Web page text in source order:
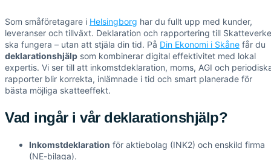
Som småföretagare i Helsingborg har du fullt upp med kunder,
leveranser och tillväxt. Deklaration och rapportering till
ska fungera – utan att stjäla din tid. På Din Ekonomi i Skåne får du
deklarationshjälp som kombinerar digital effektivitet med lokal
expertis. Vi ser till att inkomstdeklaration, moms, AGI och
rapporter blir korrekta, inlämnade i tid och smart planerade för
bästa möjliga skatteeffekt.
Vad ingår i vår deklarationshjälp?
Inkomstdeklaration för aktiebolag (INK2) och enskild firma
(NE-bilaga).